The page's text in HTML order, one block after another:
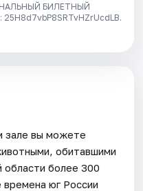
БИЛЕТНЫЙ
зале вы можете
обитавшими
области более 300
юг России